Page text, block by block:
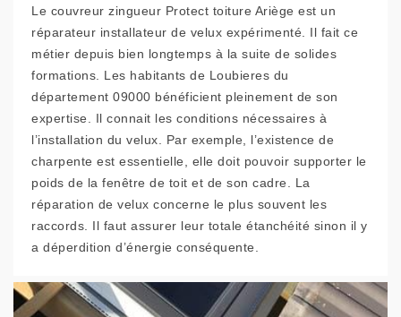
Le couvreur zingueur Protect toiture Ariège est un
réparateur installateur de velux expérimenté. Il fait ce
métier depuis bien longtemps à la suite de solides
formations. Les habitants de Loubieres du
département 09000 bénéficient pleinement de son
expertise. Il connait les conditions nécessaires à
l’installation du velux. Par exemple, l’existence de
charpente est essentielle, elle doit pouvoir supporter le
poids de la fenêtre de toit et de son cadre. La
réparation de velux concerne le plus souvent les
raccords. Il faut assurer leur totale étanchéité sinon il y
a déperdition d’énergie conséquente.